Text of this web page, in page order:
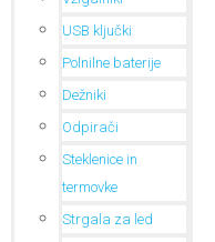
USB ključki
Polnilne baterije
Dežniki
Odpirači
Steklenice in
termovke
Strgala za led